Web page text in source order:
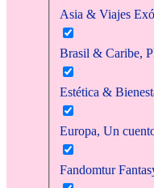
Asia & Viajes
Brasil & Caribe,
Estética &
Europa, Un
Fandomtur